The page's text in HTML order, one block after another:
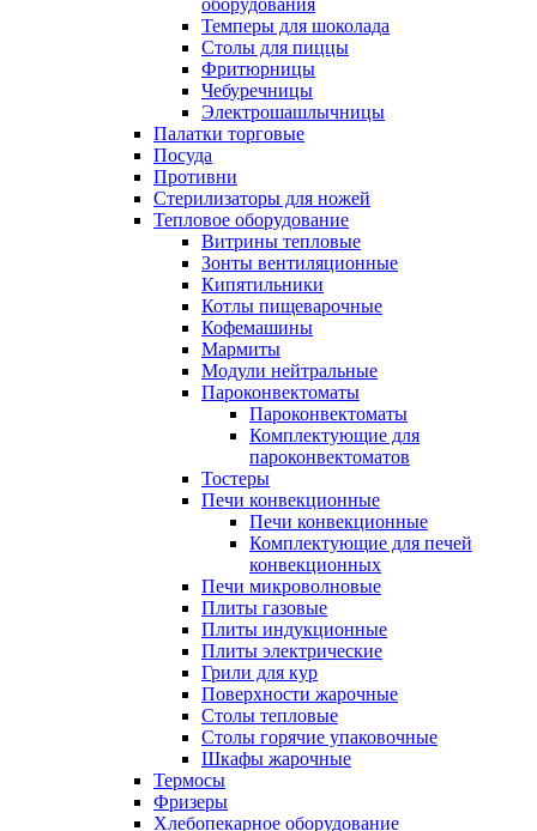
оборудования
Темперы для шоколада
Столы для пиццы
Фритюрницы
Чебуречницы
Электрошашлычницы
Палатки торговые
Посуда
Противни
Стерилизаторы для ножей
Тепловое оборудование
Витрины тепловые
Зонты вентиляционные
Кипятильники
Котлы пищеварочные
Кофемашины
Мармиты
Модули нейтральные
Пароконвектоматы
Пароконвектоматы
Комплектующие для
пароконвектоматов
Тостеры
Печи конвекционные
Печи конвекционные
Комплектующие для печей
конвекционных
Печи микроволновые
Плиты газовые
Плиты индукционные
Плиты электрические
Грили для кур
Поверхности жарочные
Столы тепловые
Столы горячие упаковочные
Шкафы жарочные
Термосы
Фризеры
Хлебопекарное оборудование